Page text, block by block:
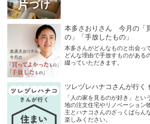
本多さおりさん 今月の「
の」「手放したもの」
本多さんがどんなものと出会っ
どんな理由で手放すものがある
綴っていただきます。
ツレヅレハナコさんが行く
「人の家を見るのが好き」とい
地の注文住宅やリノベーション
主とハナコさんのざっくばらん
楽しみください。